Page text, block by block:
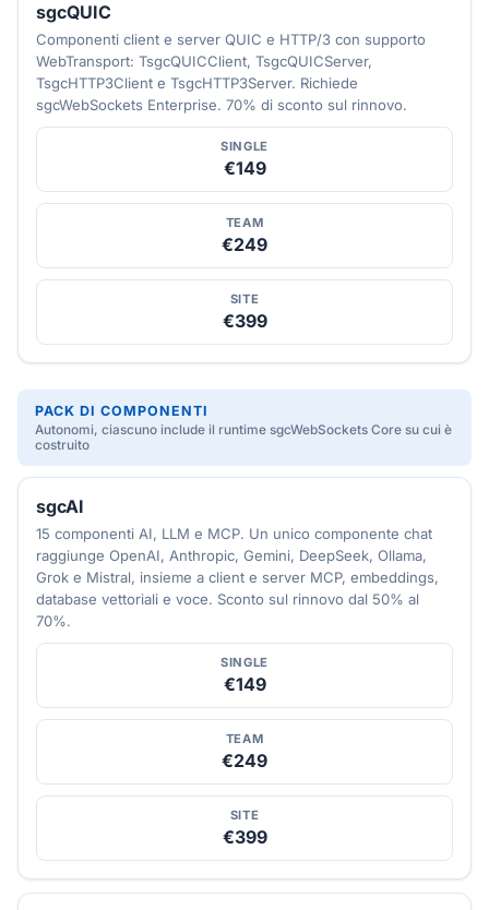
sgcQUIC
Componenti client e server QUIC e HTTP/3 con supporto
WebTransport: TsgcQUICClient, TsgcQUICServer,
TsgcHTTP3Client e TsgcHTTP3Server. Richiede
sgcWebSockets Enterprise. 70% di sconto sul rinnovo.
SINGLE
€149
TEAM
€249
SITE
€399
PACK DI COMPONENTI
Autonomi, ciascuno include il runtime sgcWebSockets Core su cui è
costruito
sgcAI
15 componenti AI, LLM e MCP. Un unico componente chat
raggiunge OpenAI, Anthropic, Gemini, DeepSeek, Ollama,
Grok e Mistral, insieme a client e server MCP, embeddings,
database vettoriali e voce. Sconto sul rinnovo dal 50% al
70%.
SINGLE
€149
TEAM
€249
SITE
€399